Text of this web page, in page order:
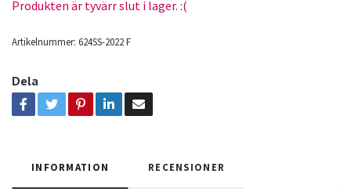
Produkten är tyvärr slut i lager. :(
Artikelnummer: 624SS-2022 F
Dela
INFORMATION RECENSIONER